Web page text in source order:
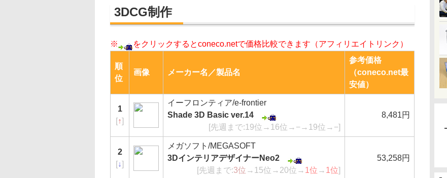
3DCG制作
※ をクリックするとconeco.netで価格比較できます（アフィリエイトリンク）
順
位
画像 メーカー名／製品名
参考価格
（coneco.net最
安値）
1
[↑]
イーフロンティア/e-frontier
Shade 3D Basic ver.14
[先週まで:19位→16位→−→19位→−]
8,481円
2
[↓]
メガソフト/MEGASOFT
3DインテリアデザイナーNeo2
[先週まで:3位 →15位→20位→ 1位 → 1位]
53,258円